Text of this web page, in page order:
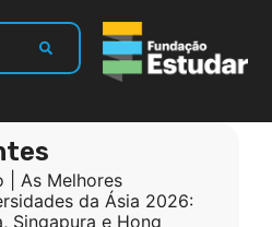
| As Melhores
da Ásia 2026:
Singapura e Hong